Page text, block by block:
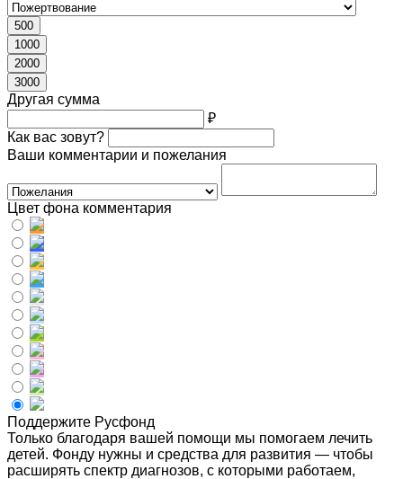
500
1000
2000
3000
Другая сумма
₽
Как вас зовут?
Ваши комментарии и пожелания
Цвет фона комментария
Поддержите Русфонд
Только благодаря вашей помощи мы помогаем лечить
детей. Фонду нужны и средства для развития — чтобы
расширять спектр диагнозов, с которыми работаем,